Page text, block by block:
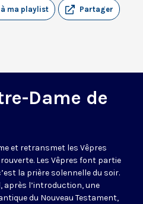
Partager
ma playlist
Dame de
et retransmet les Vêpres
Les Vêpres font partie
la prière solennelle du soir.
après l’introduction, une
du Nouveau Testament,